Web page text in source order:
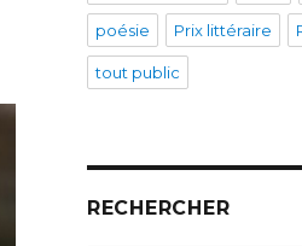
poésie Prix littéraire
tout public
RECHERCHER